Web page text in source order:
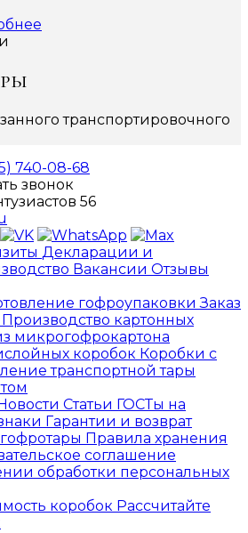
транспортировочного
740-08-68
звонок
56
Декларации и
Вакансии Отзывы
гофроупаковкиЗаказ
Производство картонных
микрогофрокартона
коробок Коробки с
транспортной тары
Новости Статьи ГОСТы на
Гарантии и возврат
Правила хранения
соглашение
обработки персональных
Рассчитайте